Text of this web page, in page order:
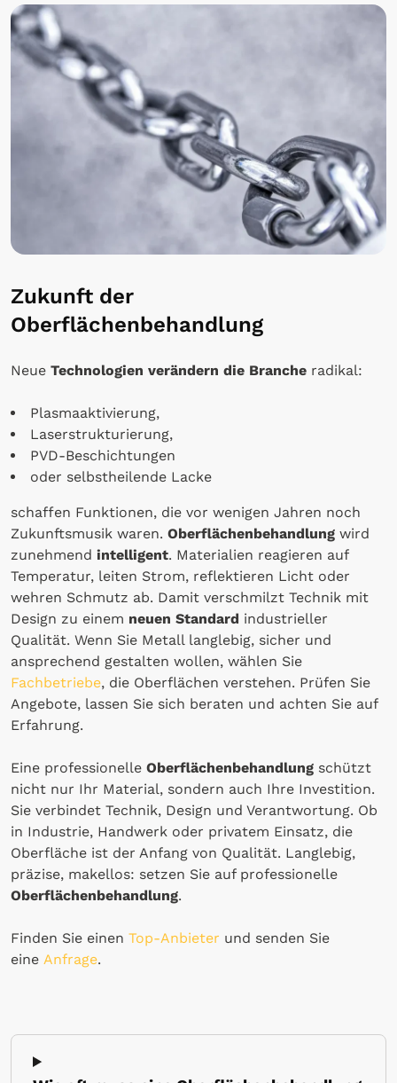
Zukunft der
Oberflächenbehandlung
Neue Technologien verändern die Branche radikal:
Plasmaaktivierung,
Laserstrukturierung,
PVD-Beschichtungen
oder selbstheilende Lacke
schaffen Funktionen, die vor wenigen Jahren noch
Zukunftsmusik waren. Oberflächenbehandlung wird
zunehmend intelligent. Materialien reagieren auf
Temperatur, leiten Strom, reflektieren Licht oder
wehren Schmutz ab. Damit verschmilzt Technik mit
Design zu einem neuen Standard industrieller
Qualität. Wenn Sie Metall langlebig, sicher und
ansprechend gestalten wollen, wählen Sie
Fachbetriebe, die Oberflächen verstehen. Prüfen Sie
Angebote, lassen Sie sich beraten und achten Sie auf
Erfahrung.
Eine professionelle Oberflächenbehandlung schützt
nicht nur Ihr Material, sondern auch Ihre Investition.
Sie verbindet Technik, Design und Verantwortung. Ob
in Industrie, Handwerk oder privatem Einsatz, die
Oberfläche ist der Anfang von Qualität. Langlebig,
präzise, makellos: setzen Sie auf professionelle
Oberflächenbehandlung.
Finden Sie einen Top-Anbieter und senden Sie
eine Anfrage.